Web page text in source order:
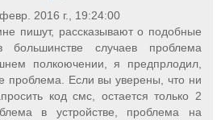
2016 г., 19:24:00
пишут, рассказывают о подобные
случаев проблема
полкоючении, я предпрлодил,
проблема. Если вы уверены, что ни
код смс, остается только 2
в устройстве, проблема на